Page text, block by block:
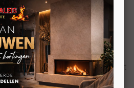
beschikt over een grote ruit
zicht heeft op het
het vuur door de driezijdige
alle hoeken van de kamer.
en strakke lijnen heeft het
De Trico S is een perfect
woonruimtes, in tegenstelling tot
L. Dit hogere model past
met een hoog plafond.